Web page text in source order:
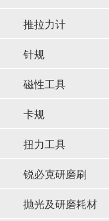
推拉力计
针规
磁性工具
卡规
扭力工具
锐必克研磨刷
抛光及研磨耗材